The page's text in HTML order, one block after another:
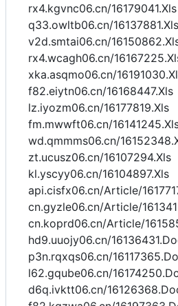
rx4.kgvnc06.cn/16179041.Xls
q33.owltb06.cn/16137881.Xls
v2d.smtai06.cn/
rx4.wcagh06.cn/
xka.asqmo06.cn/
f82.eiytn06.cn/16168447.Xls
lz.iyozm06.cn/16177819.Xls
fm.mwwft06.cn/
wd.qmmms06.cn/
zt.ucusz06.cn/16107294.Xls
kl.yscyy06.cn/16104897.Xls
api.cisfx06.cn/Article/
cn.gyzle06.cn/Article/
cn.koprd06.cn/Article/
hd9.uuojy06.cn/
p3n.rqxqs06.cn/
l62.gqube06.cn/
d6q.ivktt06.cn/